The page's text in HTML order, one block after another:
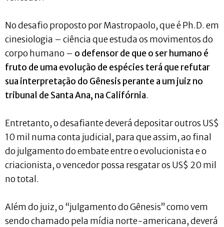
No desafio proposto por Mastropaolo, que é Ph.D. em
cinesiologia – ciência que estuda os movimentos do
corpo humano – o defensor de que o ser humano é
fruto de uma evolução de espécies terá que refutar
sua interpretação do Gênesis perante a um juiz no
tribunal de Santa Ana, na Califórnia.
Entretanto, o desafiante deverá depositar outros US$
10 mil numa conta judicial, para que assim, ao final
do julgamento do embate entre o evolucionista e o
criacionista, o vencedor possa resgatar os US$ 20 mil
no total.
Além do juiz, o “julgamento do Gênesis” como vem
sendo chamado pela mídia norte-americana, deverá